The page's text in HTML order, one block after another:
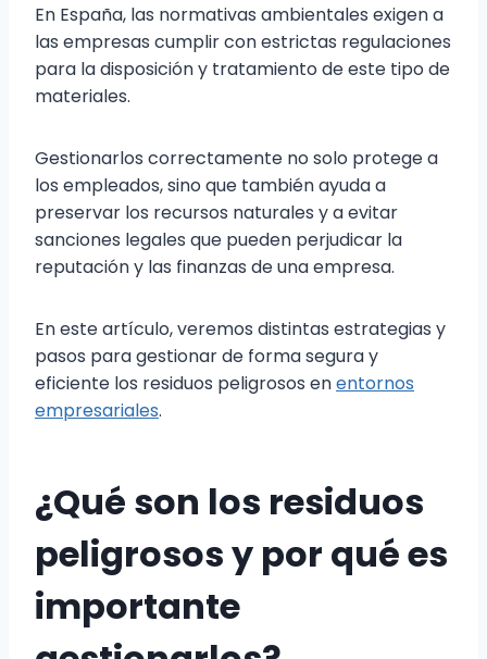
En España, las normativas ambientales exigen a
las empresas cumplir con estrictas regulaciones
para la disposición y tratamiento de este tipo de
materiales.
Gestionarlos correctamente no solo protege a
los empleados, sino que también ayuda a
preservar los recursos naturales y a evitar
sanciones legales que pueden perjudicar la
reputación y las finanzas de una empresa.
En este artículo, veremos distintas estrategias y
pasos para gestionar de forma segura y
eficiente los residuos peligrosos enentornos
empresariales.
¿Qué son los residuos
peligrosos y por qué es
importante